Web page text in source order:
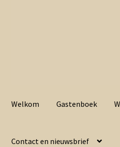
door
naar
Welkom Gastenboek
Contact en nieuwsbrief